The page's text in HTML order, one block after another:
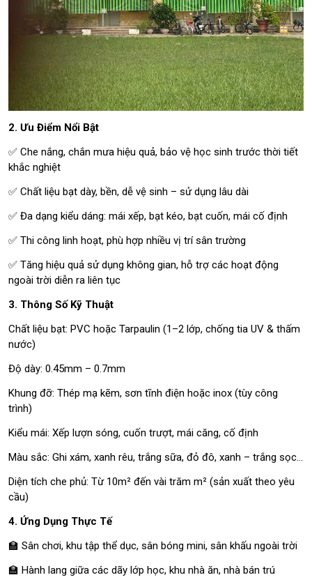
2. Ưu Điểm Nổi Bật
✅ Che nắng, chắn mưa hiệu quả, bảo vệ học sinh trước thời tiết
khắc nghiệt
✅ Chất liệu bạt dày, bền, dễ vệ sinh – sử dụng lâu dài
✅ Đa dạng kiểu dáng: mái xếp, bạt kéo, bạt cuốn, mái cố định
✅ Thi công linh hoạt, phù hợp nhiều vị trí sân trường
✅ Tăng hiệu quả sử dụng không gian, hỗ trợ các hoạt động
ngoài trời diễn ra liên tục
3. Thông Số Kỹ Thuật
Chất liệu bạt: PVC hoặc Tarpaulin (1–2 lớp, chống tia UV & thấm
nước)
Độ dày: 0.45mm – 0.7mm
Khung đỡ: Thép mạ kẽm, sơn tĩnh điện hoặc inox (tùy công
trình)
Kiểu mái: Xếp lượn sóng, cuốn trượt, mái căng, cố định
Màu sắc: Ghi xám, xanh rêu, trắng sữa, đỏ đô, xanh – trắng sọc…
Diện tích che phủ: Từ 10m² đến vài trăm m² (sản xuất theo yêu
cầu)
4. Ứng Dụng Thực Tế
🏫 Sân chơi, khu tập thể dục, sân bóng mini, sân khấu ngoài trời
🏫 Hành lang giữa các dãy lớp học, khu nhà ăn, nhà bán trú